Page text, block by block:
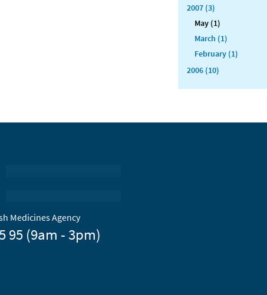
2007 (3)
May (1)
March (1)
February (1)
2006 (10)
Medicines Agency
95 (9am - 3pm)